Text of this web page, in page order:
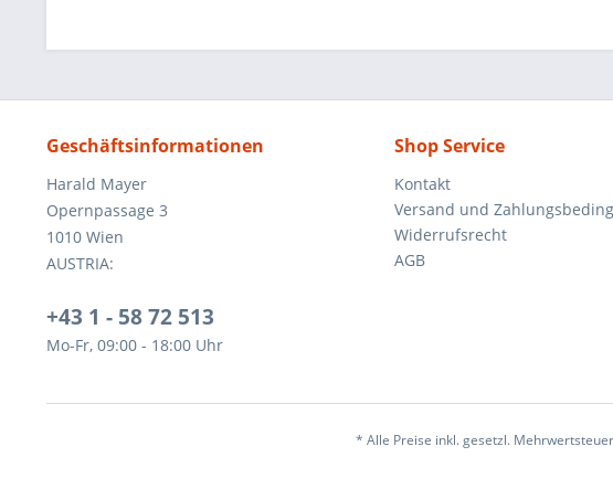
Geschäftsinformationen
Harald Mayer
Opernpassage 3
1010 Wien
AUSTRIA:
+43 1 - 58 72 513
Mo-Fr, 09:00 - 18:00 Uhr
Shop Service
Kontakt
Versand und
Widerrufsrecht
AGB
* Alle Preise inkl. gesetzl.